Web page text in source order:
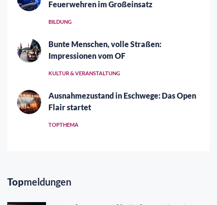
Feuerwehren im Großeinsatz
BILDUNG
Bunte Menschen, volle Straßen:
Impressionen vom OF
KULTUR & VERANSTALTUNG
Ausnahmezustand in Eschwege: Das Open
Flair startet
TOPTHEMA
Topmeldungen